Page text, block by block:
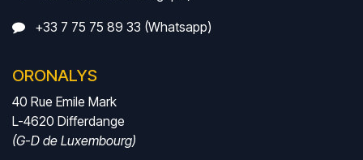
+33 7 75 75 89 33 (Whatsapp)
ORONALYS
40 Rue Emile Mark
L-4620 Differdange
(G-D de Luxembourg)